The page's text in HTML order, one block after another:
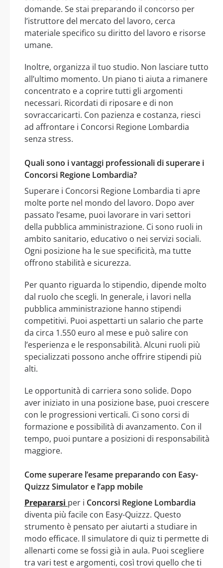
domande. Se stai preparando il concorso per
l’istruttore del mercato del lavoro, cerca
materiale specifico su diritto del lavoro e risorse
umane.
Inoltre, organizza il tuo studio. Non lasciare tutto
all’ultimo momento. Un piano ti aiuta a rimanere
concentrato e a coprire tutti gli argomenti
necessari. Ricordati di riposare e di non
sovraccaricarti. Con pazienza e costanza, riesci
ad affrontare i Concorsi Regione Lombardia
senza stress.
Quali sono i vantaggi professionali di superare i
Concorsi Regione Lombardia?
Superare i Concorsi Regione Lombardia ti apre
molte porte nel mondo del lavoro. Dopo aver
passato l’esame, puoi lavorare in vari settori
della pubblica amministrazione. Ci sono ruoli in
ambito sanitario, educativo o nei servizi sociali.
Ogni posizione ha le sue specificità, ma tutte
offrono stabilità e sicurezza.
Per quanto riguarda lo stipendio, dipende molto
dal ruolo che scegli. In generale, i lavori nella
pubblica amministrazione hanno stipendi
competitivi. Puoi aspettarti un salario che parte
da circa 1.550 euro al mese e può salire con
l’esperienza e le responsabilità. Alcuni ruoli più
specializzati possono anche offrire stipendi più
alti.
Le opportunità di carriera sono solide. Dopo
aver iniziato in una posizione base, puoi crescere
con le progressioni verticali. Ci sono corsi di
formazione e possibilità di avanzamento. Con il
tempo, puoi puntare a posizioni di responsabilità
maggiore.
Come superare l’esame preparando con Easy-
Quizzz Simulator e l’app mobile
Prepararsi per i Concorsi Regione Lombardia
diventa più facile con Easy-Quizzz. Questo
strumento è pensato per aiutarti a studiare in
modo efficace. Il simulatore di quiz ti permette di
allenarti come se fossi già in aula. Puoi scegliere
tra vari test e argomenti, così trovi quello che ti